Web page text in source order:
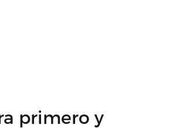
primero y